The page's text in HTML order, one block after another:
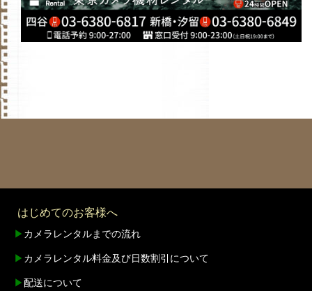
はじめてのお客様へ
▶ カメラレンタルまでの流れ
▶ カメラレンタル料金及び日数割引について
▶配送について